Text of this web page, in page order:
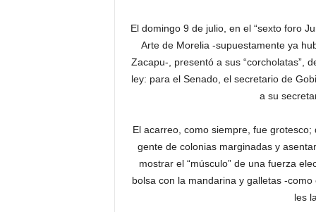
El domingo 9 de julio, en el “sexto foro
Arte de Morelia -supuestamente ya
Zacapu-, presentó a sus “corcholatas”,
ley: para el Senado, el secretario de
a su
El acarreo, como siempre, fue
gente de colonias marginadas y
mostrar el “músculo” de una fuerza
bolsa con la mandarina y galletas -
les